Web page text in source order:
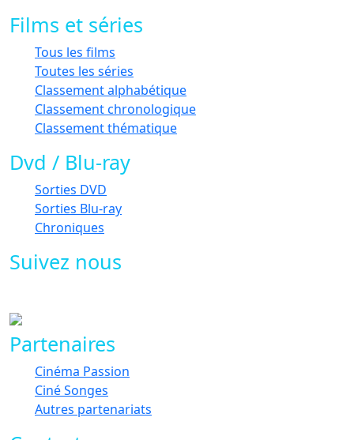
Films et séries
Tous les films
Toutes les séries
Classement alphabétique
Classement chronologique
Classement thématique
Dvd / Blu-ray
Sorties DVD
Sorties Blu-ray
Chroniques
Suivez nous
Partenaires
Cinéma Passion
Ciné Songes
Autres partenariats